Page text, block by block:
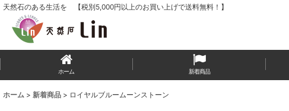
天然石のある生活を 【税別5,000円以上のお買い上げで送料無料！】
ホーム 新着商品
ホーム > 新着商品 > ロイヤルブルームーンストーン